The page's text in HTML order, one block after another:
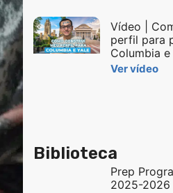
Vídeo |
perfil para
Columbia e
Ver vídeo
Biblioteca
Prep
2025-2026